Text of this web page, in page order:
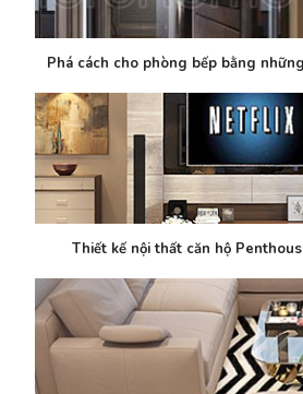
Phá cách cho phòng bếp bằng
Thiết kế nội thất căn hộ